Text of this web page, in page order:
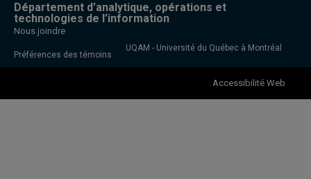
Département d’analytique, opérations et
technologies de l’information
Nous joindre
Préférences des témoins
UQAM - Université du Québec à Montréal
Accessibilité Web